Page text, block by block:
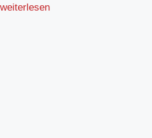
weiterlesen